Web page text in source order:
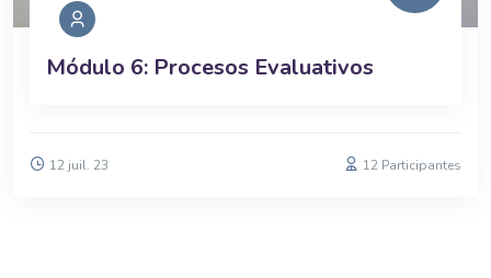
Módulo 6: Procesos Evaluativos
12 juil. 23 12 Participantes